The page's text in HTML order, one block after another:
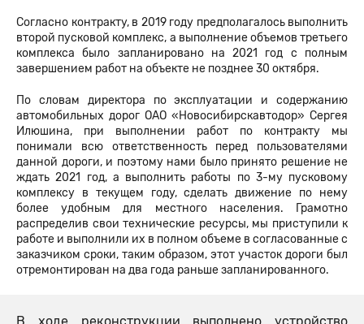
Согласно контракту, в 2019 году предполагалось выполнить
второй пусковой комплекс, а выполнение объемов третьего
комплекса было запланировано на 2021 год с полным
завершением работ на объекте не позднее 30 октября.
По словам директора по эксплуатации и содержанию
автомобильных дорог ОАО «Новосибирскавтодор» Сергея
Илюшина, при выполнении работ по контракту мы
понимали всю ответственность перед пользователями
данной дороги, и поэтому нами было принято решение не
ждать 2021 год, а выполнить работы по 3-му пусковому
комплексу в текущем году, сделать движение по нему
более удобным для местного населения. Грамотно
распределив свои технические ресурсы, мы приступили к
работе и выполнили их в полном объеме в согласованные с
заказчиком сроки, таким образом, этот участок дороги был
отремонтирован на два года раньше запланированного.